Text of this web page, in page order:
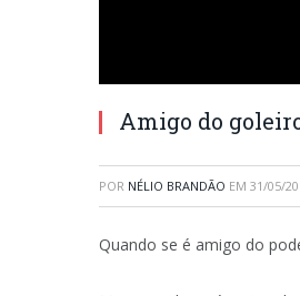
Amigo do
POR NÉLIO BRANDÃO EM 31/05/
Quando se é amigo do